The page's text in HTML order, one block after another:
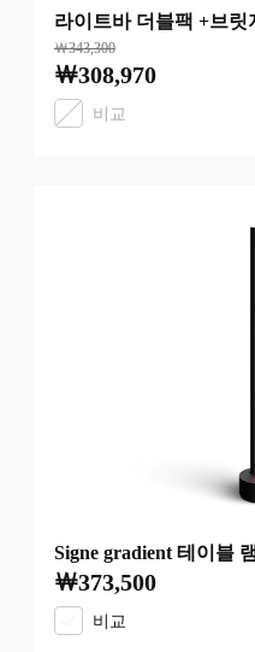
라이트바 더블팩 +브릿
번들 가격은 ￦308,970
￦343,300
￦308,970
비교
Signe gradient 테이블
현재 가격은 ￦373,500
￦373,500
비교